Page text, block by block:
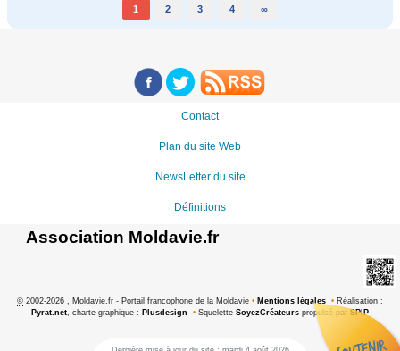
1 2 3 4 ∞
Contact
Plan du site Web
NewsLetter du site
Définitions
Association Moldavie.fr
© 2002-2026 , Moldavie.fr - Portail francophone de la Moldavie • Mentions légales • Réalisation :
Pyrat.net, charte graphique : Plusdesign • Squelette SoyezCréateurs propulsé par SPIP